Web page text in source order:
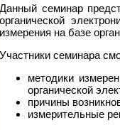
Данный семинар
органической
измерения на базе
Участники семинара
методики
органической
причины
измерительные